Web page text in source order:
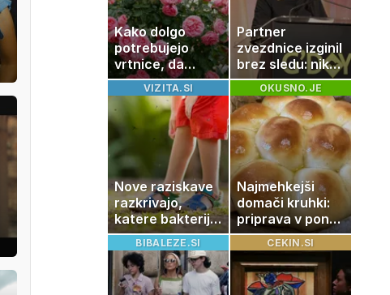
Kako dolgo
potrebujejo
vrtnice, da
zrastejo? Vse o
rasti, cvetenju
in negi vrtnic
Partner
zvezdnice izginil
brez sledu: nikoli
ga niso našli,
nato je prišla še
ena tragedija
VIZITA.SI
Nove raziskave
razkrivajo,
katere bakterije
na koži privlačijo
komarje
OKUSNO.JE
Najmehkejši
domači kruhki:
priprava v ponvi
je trik za popoln
rezultat
BIBALEZE.SI CEKIN.SI